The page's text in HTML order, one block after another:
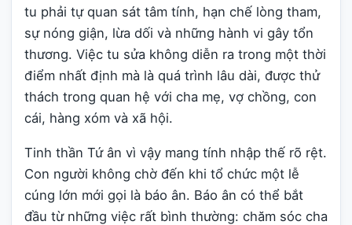
tu phải tự quan sát tâm tính, hạn chế lòng tham,
sự nóng giận, lừa dối và những hành vi gây tổn
thương. Việc tu sửa không diễn ra trong một thời
điểm nhất định mà là quá trình lâu dài, được thử
thách trong quan hệ với cha mẹ, vợ chồng, con
cái, hàng xóm và xã hội.
Tinh thần Tứ ân vì vậy mang tính nhập thế rõ rệt.
Con người không chờ đến khi tổ chức một lễ
cúng lớn mới gọi là báo ân. Báo ân có thể bắt
đầu từ những việc rất bình thường: chăm sóc cha